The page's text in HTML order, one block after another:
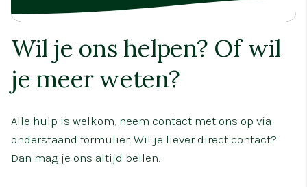
Wil je ons helpen? Of wil
je meer weten?
Alle hulp is welkom, neem contact met ons op via
onderstaand formulier. Wil je liever direct contact?
Dan mag je ons altijd bellen.